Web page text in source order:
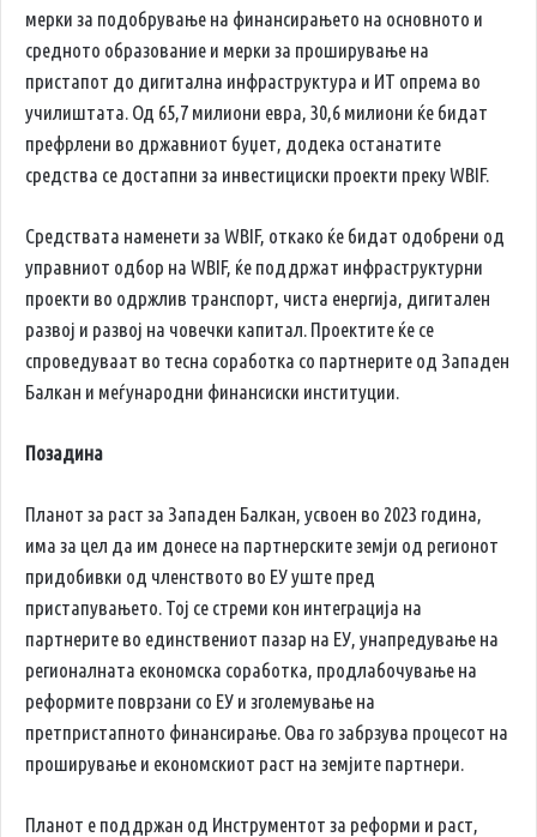
мерки за подобрување на финансирањето на основното и
средното образование и мерки за проширување на
пристапот до дигитална инфраструктура и ИТ опрема во
училиштата. Од 65,7 милиони евра, 30,6 милиони ќе бидат
префрлени во државниот буџет, додека останатите
средства се достапни за инвестициски проекти преку WBIF.
Средствата наменети за WBIF, откако ќе бидат одобрени од
управниот одбор на WBIF, ќе поддржат инфраструктурни
проекти во одржлив транспорт, чиста енергија, дигитален
развој и развој на човечки капитал. Проектите ќе се
спроведуваат во тесна соработка со партнерите од Западен
Балкан и меѓународни финансиски институции.
Позадина
Планот за раст за Западен Балкан, усвоен во 2023 година,
има за цел да им донесе на партнерските земји од регионот
придобивки од членството во ЕУ уште пред
пристапувањето. Тој се стреми кон интеграција на
партнерите во единствениот пазар на ЕУ, унапредување на
регионалната економска соработка, продлабочување на
реформите поврзани со ЕУ и зголемување на
претпристапното финансирање. Ова го забрзува процесот на
проширување и економскиот раст на земјите партнери.
Планот е поддржан од Инструментот за реформи и раст,